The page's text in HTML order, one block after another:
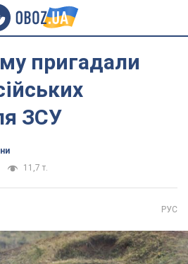
пригадали
ЗСУ
11,7 т.
РУС